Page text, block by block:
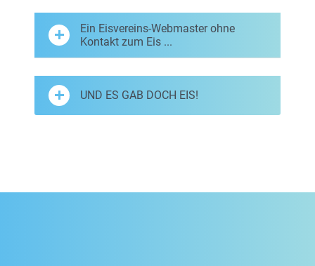
Ein Eisvereins-Webmaster ohne
Kontakt zum Eis ...
UND ES GAB DOCH EIS!